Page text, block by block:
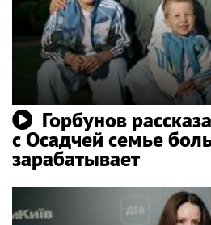
Горбунов
с Осадчей семье
зарабатывает